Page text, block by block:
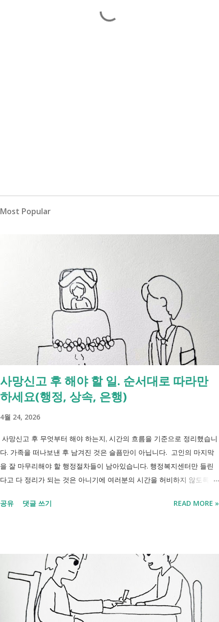
Most Popular
사망신고 후 해야 할 일. 순서대로 따라만
하세요(행정, 상속, 은행)
4월 24, 2026
사망신고 후 무엇부터 해야 하는지, 시간의 흐름을 기준으로 정리했습니
다. 가족을 떠나보낸 후 남겨진 것은 슬픔만이 아닙니다. 고인의 마지막
을 잘 마무리해야 할 행정절차들이 남아있습니다. 행정복지센터만 들린
다고 다 정리가 되는 것은 아니기에 여러분의 시간을 허비하지 않도록 정
처리까지 이 흐름만 따라가시면 됩니다. 장례 후 행정 절차 타임라인 장
모든 절차를 대신 처리해주지는 않습니다. 행정복지센터에서는 - 금융재
산, 부동산, 세금, 연금 등 '조회' 신청할 수 있습니다. 나머지는 직접 해야
합니다. - 상속포기 또는 한정승인 법원 - 상속세, 취득세 신고 세무서, 시
군구청 - 예금 인출, 보험금 청구 은행, 보험사 사망신고 당일에 끝낼 수
있는 건 '신청까지', 처리는 2주 후 부터입니다. [조회되는 것 vs 안되는
공유 댓글 쓰기 READ MORE »